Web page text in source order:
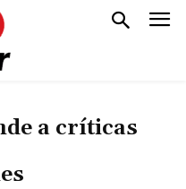
a críticas